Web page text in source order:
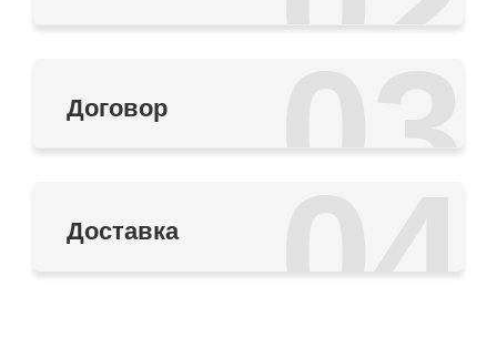
03
Договор
04
Доставка